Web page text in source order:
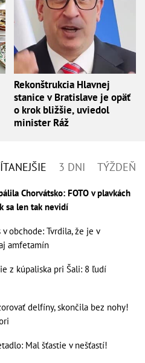
Rekonštrukcia Hlavnej
stanice v Bratislave je opäť
o krok bližšie, uviedol
minister Ráž
3 DNI TÝŽDEŇ
Chorvátsko: FOTO v plavkách
sa len tak nevidí
obchode: Tvrdila, že je v
amfetamín
z kúpaliska pri Šali: 8 ľudí
delfíny, skončila bez nohy!
Mal šťastie v nešťastí!